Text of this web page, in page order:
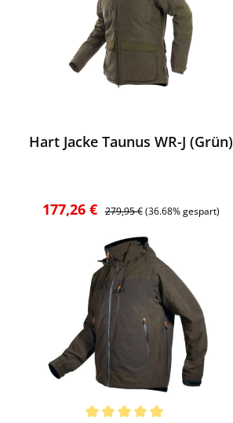
Hart Jacke Taunus WR-J (Grün)
Verkaufspreis:
177,26 € Regulärer Preis:
279,95 € (36.68% gespart)